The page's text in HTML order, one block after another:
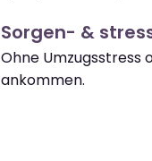
Sorgen- &
Ohne Umzugsstress
ankommen.